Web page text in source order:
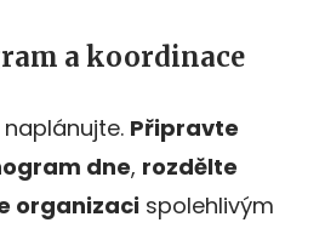
a koordinace
Připravte
dne, rozdělte
organizaci spolehlivým